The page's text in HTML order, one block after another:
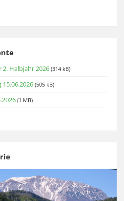
Halbjahr 2026 (314 kB)
(505 kB)
(1 MB)